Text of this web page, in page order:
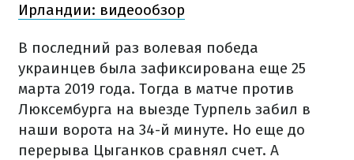
Ирландии: видеообзор
В последний раз волевая победа
украинцев была зафиксирована еще 25
марта 2019 года. Тогда в матче против
Люксембурга на выезде Турпель забил в
наши ворота на 34-й минуте. Но еще до
перерыва Цыганков сравнял счет. А